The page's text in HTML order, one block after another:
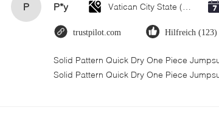
P P*y
trustpilot.com Hilfreich (123)
Solid Pattern Quick Dry One Piece
Solid Pattern Quick Dry One Piece